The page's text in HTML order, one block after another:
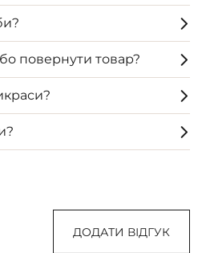
повернути товар?
ДОДАТИ ВІДГУК